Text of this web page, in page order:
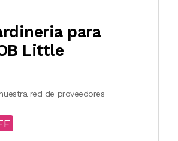
para
Little
red de proveedores